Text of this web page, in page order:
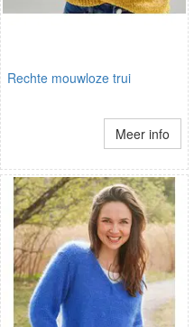
Rechte mouwloze trui
Meer info